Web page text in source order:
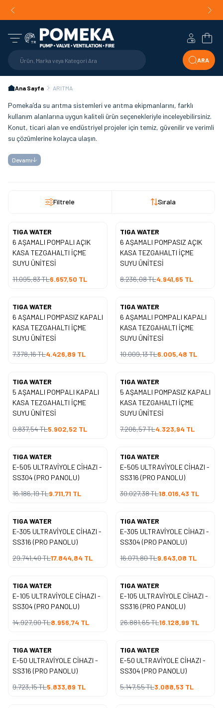
TR
ARA
Hesabım
Ana Sayfa ARITMA
Pomeka’da su arıtma sistemleri ve arıtma ekipmanlarını, farklı
kullanım alanlarına uygun kaliteli ürün seçenekleriyle inceleyebilirsiniz.
Konut, ticari alan ve endüstriyel projeler için temiz, güvenilir ve verimli
su çözümlerine kolayca ulaşın.
Devamı
Filtrele Sırala
Yeni
% 40
İndirim
TIGA WATER
6 AŞAMALI POMPALI AÇIK
KASA TEZGAHALTI İÇME
SUYU ÜNİTESİ
11.095,83TL6.657,50 TL
Yeni
% 40
İndirim
TIGA WATER
6 AŞAMALI POMPASIZ AÇIK
KASA TEZGAHALTI İÇME
SUYU ÜNİTESİ
8.236,08TL4.941,65 TL
Yeni
% 40
İndirim
TIGA WATER
6 AŞAMALI POMPASIZ KAPALI
KASA TEZGAHALTI İÇME
SUYU ÜNİTESİ
7.378,16TL4.426,89 TL
Yeni
% 40
İndirim
TIGA WATER
6 AŞAMALI POMPALI KAPALI
KASA TEZGAHALTI İÇME
SUYU ÜNİTESİ
10.009,13TL6.005,48 TL
Yeni
% 40
İndirim
TIGA WATER
5 AŞAMALI POMPALI KAPALI
KASA TEZGAHALTI İÇME
SUYU ÜNİTESİ
9.837,54TL5.902,52 TL
Yeni
% 40
İndirim
TIGA WATER
5 AŞAMALI POMPASIZ KAPALI
KASA TEZGAHALTI İÇME
SUYU ÜNİTESİ
7.206,57TL4.323,94 TL
Yeni
%40
TIGA WATER
E-505 ULTRAVİYOLE CİHAZI -
SS304 (PRO PANOLU)
16.186,19TL9.711,71 TL
Yeni
%40
TIGA WATER
E-505 ULTRAVİYOLE CİHAZI -
SS316 (PRO PANOLU)
30.027,38TL18.016,43 TL
Yeni
%40
TIGA WATER
E-305 ULTRAVİYOLE CİHAZI -
SS316 (PRO PANOLU)
29.741,40TL17.844,84 TL
Yeni
%40
TIGA WATER
E-305 ULTRAVİYOLE CİHAZI -
SS304 (PRO PANOLU)
16.071,80TL9.643,08 TL
Yeni
%40
TIGA WATER
E-105 ULTRAVİYOLE CİHAZI -
SS304 (PRO PANOLU)
14.927,90TL8.956,74 TL
Yeni
%40
TIGA WATER
E-105 ULTRAVİYOLE CİHAZI -
SS316 (PRO PANOLU)
26.881,65TL16.128,99 TL
Yeni
%40
TIGA WATER
E-50 ULTRAVİYOLE CİHAZI -
SS316 (PRO PANOLU)
9.723,15TL5.833,89 TL
Yeni
%40
TIGA WATER
E-50 ULTRAVİYOLE CİHAZI -
SS304 (PRO PANOLU)
5.147,55TL3.088,53 TL